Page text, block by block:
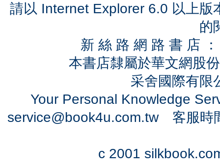
請以 Internet Explorer 6.0 以上
的
新 絲 路 網 路 書 店
本書店隸屬於華文網股
采舍國際有
Your Personal Knowledge
service@book4u.com.tw客服時
c 2001